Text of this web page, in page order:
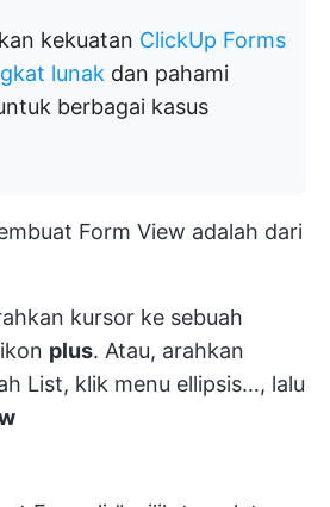
kekuatan ClickUp Forms
lunak dan pahami
berbagai kasus
Form View adalah dari
kursor ke sebuah
plus. Atau, arahkan
List, klik menu ellipsis…, lalu